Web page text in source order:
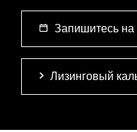
Запишитесь на
Лизинговый